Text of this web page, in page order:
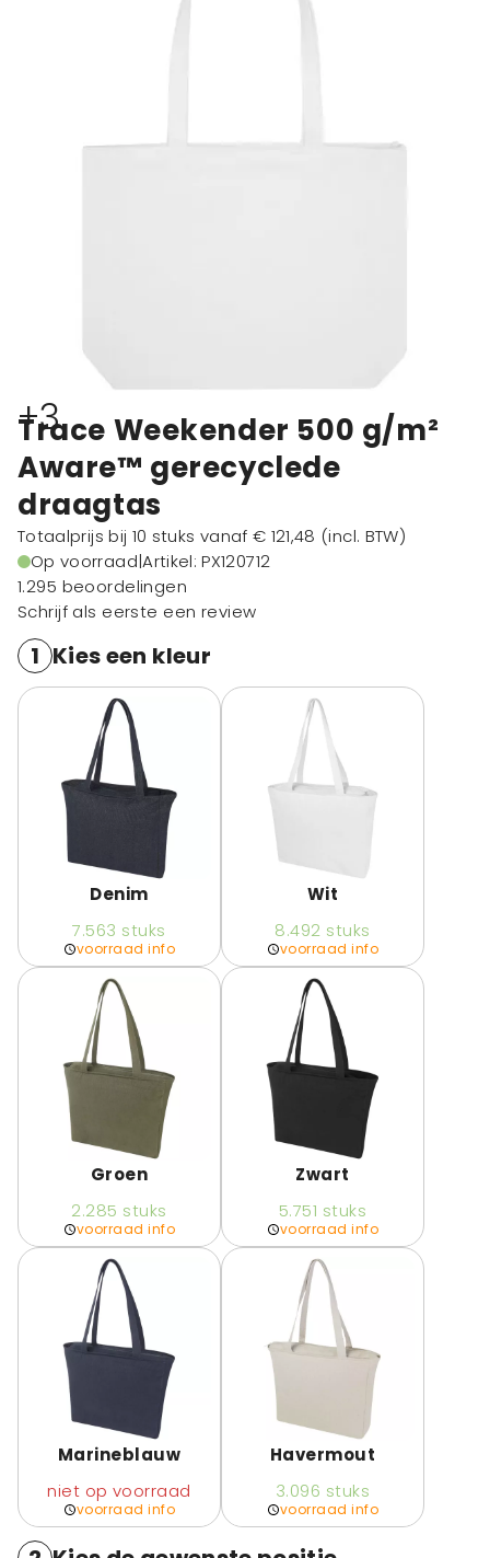
+3
Trace Weekender 500 g/m²
Aware™ gerecyclede
draagtas
Totaalprijs bij 10 stuks vanaf € 121,48 (incl. BTW)
Op voorraad|Artikel: PX120712
1.295 beoordelingen
Schrijf als eerste een review
1 Kies een kleur
Denim
7.563 stuks
voorraad info
Wit
8.492 stuks
voorraad info
Groen
2.285 stuks
voorraad info
Zwart
5.751 stuks
voorraad info
Marineblauw
niet op voorraad
voorraad info
Havermout
3.096 stuks
voorraad info